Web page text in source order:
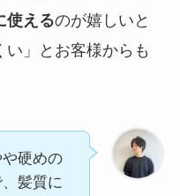
使えるのが嬉しいと
い」とお客様からも
硬めの
髪質に